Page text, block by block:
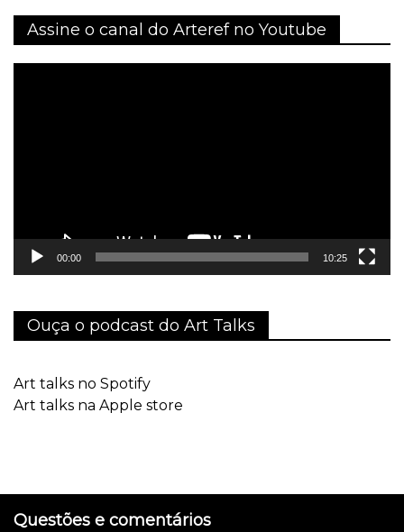
Assine o canal do Arteref no Youtube
00:00 10:25
Ouça o podcast do Art Talks
Art talks no Spotify
Art talks na Apple store
Questões e comentários